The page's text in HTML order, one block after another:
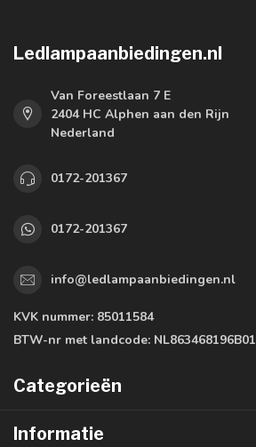
Ledlampaanbiedingen.nl
Van Foreestlaan 7 E
2404 HC Alphen aan den Rijn
Nederland
0172-201367
0172-201367
info@ledlampaanbiedingen.nl
KVK nummer: 85011584
BTW-nr met landcode: NL863468196B01
Categorieën
Informatie